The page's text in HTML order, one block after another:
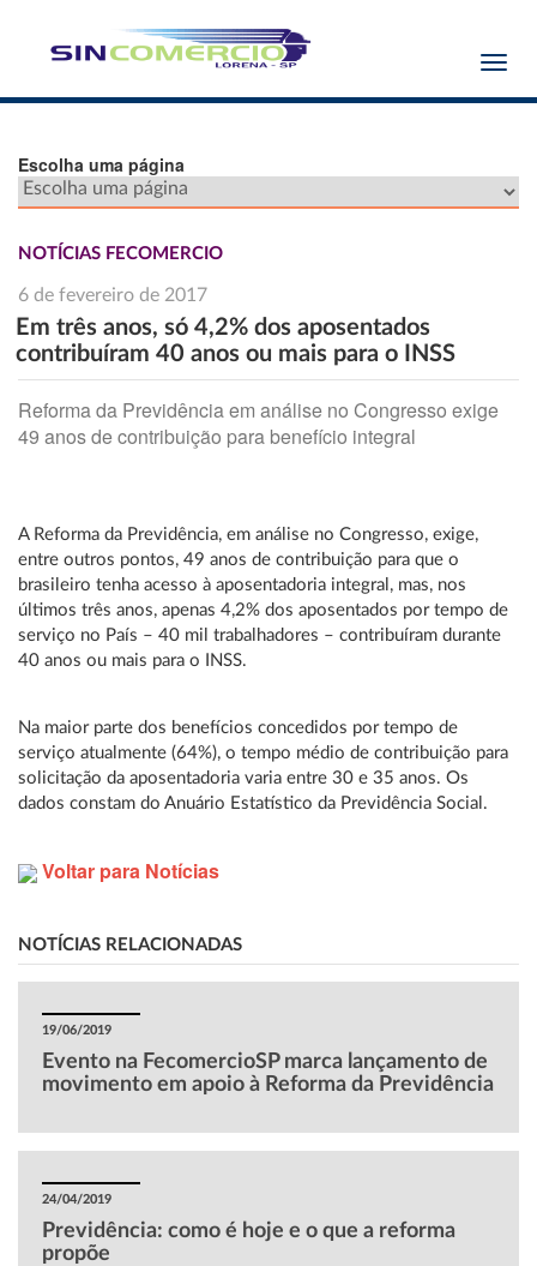
Escolha uma página
NOTÍCIAS FECOMERCIO
6 de fevereiro de 2017
Em três anos, só 4,2% dos aposentados
contribuíram 40 anos ou mais para o INSS
Reforma da Previdência em análise no Congresso exige
49 anos de contribuição para benefício integral
A Reforma da Previdência, em análise no Congresso, exige,
entre outros pontos, 49 anos de contribuição para que o
brasileiro tenha acesso à aposentadoria integral, mas, nos
últimos três anos, apenas 4,2% dos aposentados por tempo de
serviço no País – 40 mil trabalhadores – contribuíram durante
40 anos ou mais para o INSS.
Na maior parte dos benefícios concedidos por tempo de
serviço atualmente (64%), o tempo médio de contribuição para
solicitação da aposentadoria varia entre 30 e 35 anos. Os
dados constam do Anuário Estatístico da Previdência Social.
Voltar para Notícias
NOTÍCIAS RELACIONADAS
19/06/2019
Evento na FecomercioSP marca lançamento de
movimento em apoio à Reforma da Previdência
24/04/2019
Previdência: como é hoje e o que a reforma
propõe